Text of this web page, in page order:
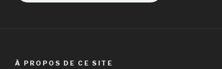
À PROPOS DE CE SITE